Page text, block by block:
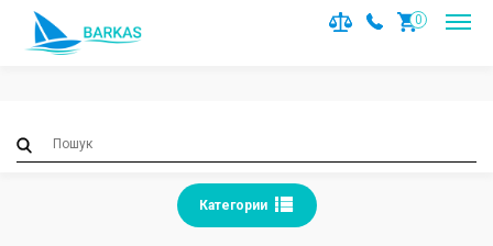
Notice
: Trying to access array offset on value of type null in
/var/www/barkas/data/www/barkas.com.ua/catalog/
on line36
0
Категории